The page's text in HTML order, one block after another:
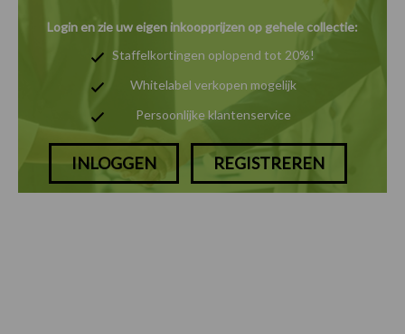
Login en zie uw eigen inkoopprijzen op gehele collectie:
Staffelkortingen oplopend tot 20%!
Whitelabel verkopen mogelijk
Persoonlijke klantenservice
INLOGGEN REGISTREREN